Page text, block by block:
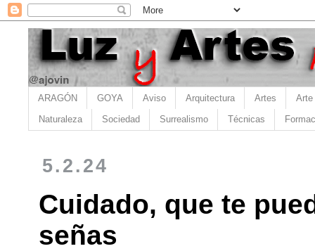
ARAGÓN GOYA Aviso Arquitectura Artes Arte
Naturaleza Sociedad Surrealismo Técnicas
5.2.24
Cuidado, que te
señas